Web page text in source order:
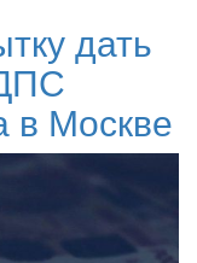
дать
в Москве